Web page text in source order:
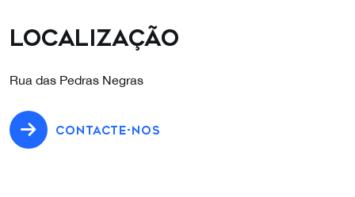
Localização
Rua das Pedras Negras
CONTACTE-NOS